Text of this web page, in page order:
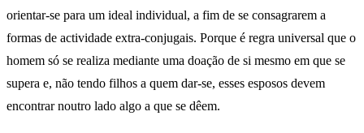
orientar-se para um ideal individual, a fim de se consagrarem a
formas de actividade extra-conjugais. Porque é regra universal que o
homem só se realiza mediante uma doação de si mesmo em que se
supera e, não tendo filhos a quem dar-se, esses esposos devem
encontrar noutro lado algo a que se dêem.